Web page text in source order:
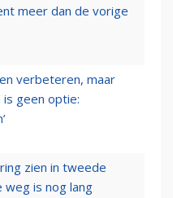
meer dan de vorige
verbeteren, maar
geen optie:
zien in tweede
weg is nog lang